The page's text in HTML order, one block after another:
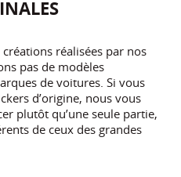
réalisées par nos
pas de modèles
de voitures. Si vous
d’origine, nous vous
plutôt qu’une seule partie,
de ceux des grandes